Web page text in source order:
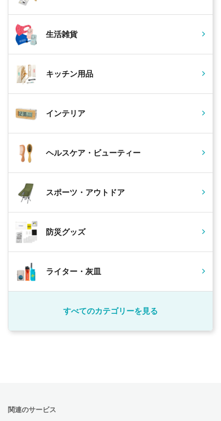
生活雑貨
キッチン用品
インテリア
ヘルスケア・ビューティー
スポーツ・アウトドア
防災グッズ
ライター・灰皿
すべてのカテゴリーを見る
関連のサービス